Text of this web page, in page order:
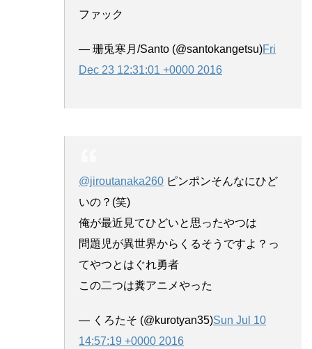
ファック
— 珊兎寒月/Santo (@santokangetsu)Fri
Dec 23 12:31:01 +0000 2016
@jiroutanaka260 ピンポンそんなにひど
いの？(笑)
俺が最近見てひどいと思ったやつは
問題児が異世界からくるそうですよ？っ
てやつとはぐれ勇者
この二つは糞アニメやった
— くろたそ (@kurotyan35)Sun Jul 10
14:57:19 +0000 2016